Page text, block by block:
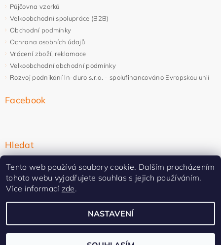
Půjčovna vzorků
Velkoobchodní spolupráce (B2B)
Obchodní podmínky
Ochrana osobních údajů
Vrácení zboží, reklamace
Velkoobchodní obchodní podmínky
Rozvoj podnikání In-duro s.r.o. - spolufinancováno Evropskou unií
Facebook
Hledat
2026 ©In-duro, všechna práva vyhrazenaUpravit nastavení cookies
Vytvořil Shoptet Premium
Tento web používá soubory cookie. Dalším procházením
tohoto webu vyjadřujete souhlas s jejich používáním.
Více informací zde.
NASTAVENÍ